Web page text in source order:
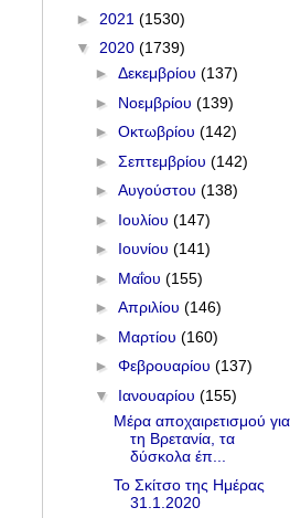
► 2021 (1530)
▼ 2020 (1739)
► Δεκεμβρίου (137)
► Νοεμβρίου (139)
► Οκτωβρίου (142)
► Σεπτεμβρίου (142)
► Αυγούστου (138)
► Ιουλίου (147)
► Ιουνίου (141)
► Μαΐου (155)
► Απριλίου (146)
► Μαρτίου (160)
► Φεβρουαρίου (137)
▼ Ιανουαρίου (155)
Μέρα αποχαιρετισμού για
τη Βρετανία, τα
δύσκολα έπ...
Το Σκίτσο της Ημέρας
31.1.2020